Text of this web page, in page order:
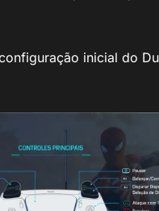
inicial do